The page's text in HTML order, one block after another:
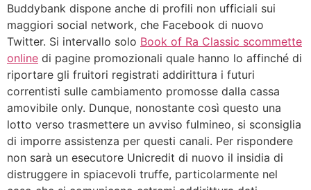
Buddybank dispone anche di profili non ufficiali sui
maggiori social network, che Facebook di nuovo
Twitter. Si intervallo solo Book of Ra Classic scommette
online di pagine promozionali quale hanno lo affinché di
riportare gli fruitori registrati addirittura i futuri
correntisti sulle cambiamento promosse dalla cassa
amovibile only. Dunque, nonostante così questo una
lotto verso trasmettere un avviso fulmineo, si sconsiglia
di imporre assistenza per questi canali. Per rispondere
non sarà un esecutore Unicredit di nuovo il insidia di
distruggere in spiacevoli truffe, particolarmente nel